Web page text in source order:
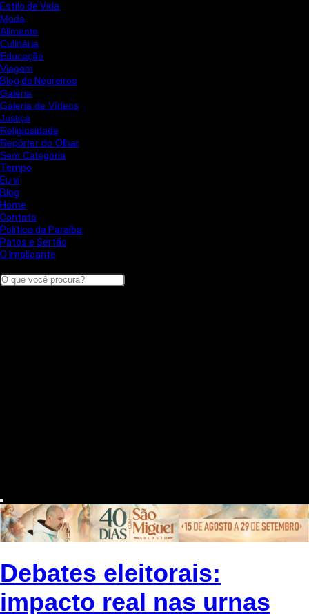
Estilo de Vida
Moda
Alimento
Culinária
Educação
Viagem
Blog do Negreiros
Galeria
Galeria de Vídeos
Justiça
Religiosidade
Repórter do Olhar
Sem Categoria
Tempo
Eu ví
Blog
Home
Contato
Política da Paraíba
Patos e Sertão
O Implicante
Debates eleitorais:
impacto real nas urnas